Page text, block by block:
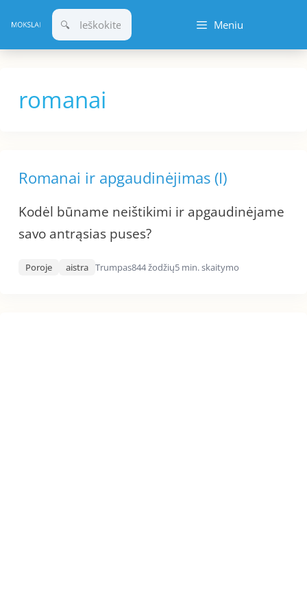
prie
turinio
Meniu
romanai
Romanai ir apgaudinėjimas (I)
Kodėl būname neištikimi ir apgaudinėjame
savo antrąsias puses?
Poroje aistra Trumpas844 žodžių5 min. skaitymo